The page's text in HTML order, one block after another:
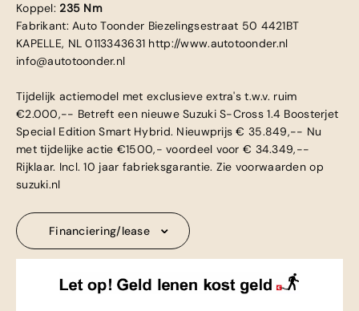
Koppel:235 Nm
Fabrikant: Auto Toonder Biezelingsestraat 50 4421BT
KAPELLE, NL 0113343631 http://www.autotoonder.nl
info@autotoonder.nl
Tijdelijk actiemodel met exclusieve extra's t.w.v. ruim
€2.000,-- Betreft een nieuwe Suzuki S-Cross 1.4 Boosterjet
Special Edition Smart Hybrid. Nieuwprijs € 35.849,-- Nu
met tijdelijke actie €1500,- voordeel voor € 34.349,--
Rijklaar. Incl. 10 jaar fabrieksgarantie. Zie voorwaarden op
suzuki.nl
Financiering/lease